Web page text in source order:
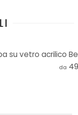
su vetro acrilico
da